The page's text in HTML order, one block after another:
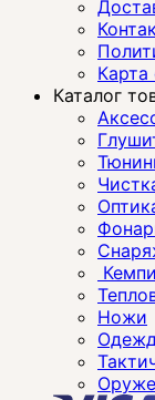
Карта
Каталог
Ножи